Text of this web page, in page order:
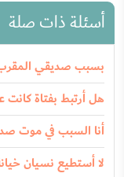
أسئلة ذات صلة
بسبب صديقي المقرب
هل أرتبط بفتاة
أنا السبب في موت
لا أستطيع نسيان